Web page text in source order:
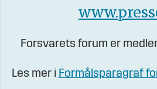
Forsvarets forum er
Les mer i Formålsparagraf